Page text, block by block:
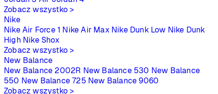
Zobacz wszystko >
Nike
Nike Air Force 1 Nike Air Max Nike Dunk Low Nike Dunk
High Nike Shox
Zobacz wszystko >
New Balance
New Balance 2002R New Balance 530 New Balance
550 New Balance 725 New Balance 9060
Zobacz wszystko >